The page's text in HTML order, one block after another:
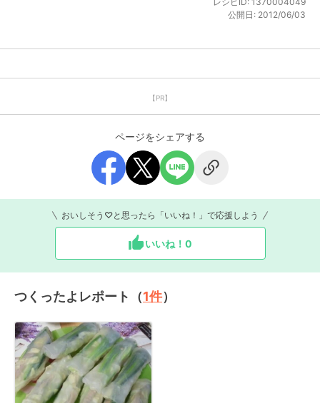
公開日: 2012/06/03
【PR】
ページをシェアする
おいしそう♡と思ったら「いいね！」で応援しよう
いいね！ 0
つくったよレポート（1件）